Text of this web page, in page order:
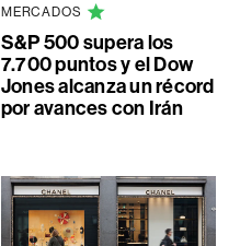
MERCADOS
S&P 500 supera los
7.700 puntos y el Dow
Jones alcanza un récord
por avances con Irán